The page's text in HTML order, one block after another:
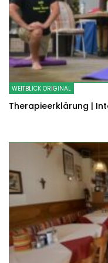
WEITBLICK ORIGINAL
Therapieerklärung |